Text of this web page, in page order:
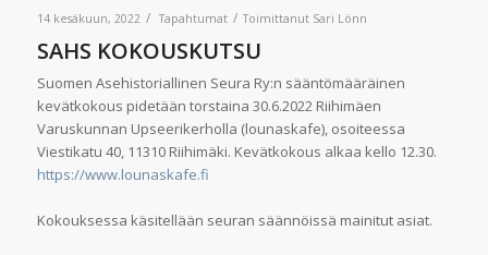
14 kesäkuun, 2022 / Tapahtumat / Toimittanut Sari Lönn
SAHS KOKOUSKUTSU
Suomen Asehistoriallinen Seura Ry:n sääntömääräinen
kevätkokous pidetään torstaina 30.6.2022 Riihimäen
Varuskunnan Upseerikerholla (lounaskafe), osoiteessa
Viestikatu 40, 11310 Riihimäki. Kevätkokous alkaa kello 12.30.
https://www.lounaskafe.fi
Kokouksessa käsitellään seuran säännöissä mainitut asiat.